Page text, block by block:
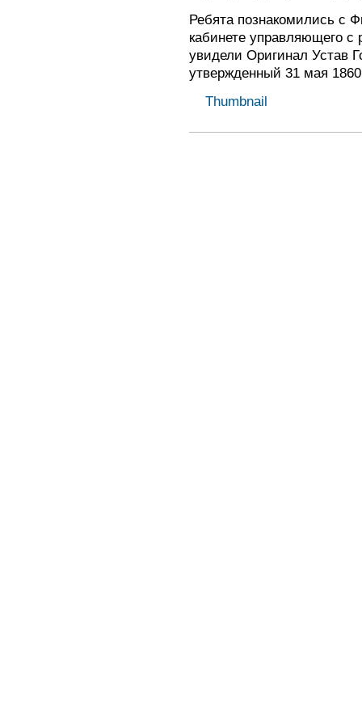
Ребята познакомились с
кабинете управляющего с
увидели Оригинал Устав
утвержденный 31 мая
Thumbnail